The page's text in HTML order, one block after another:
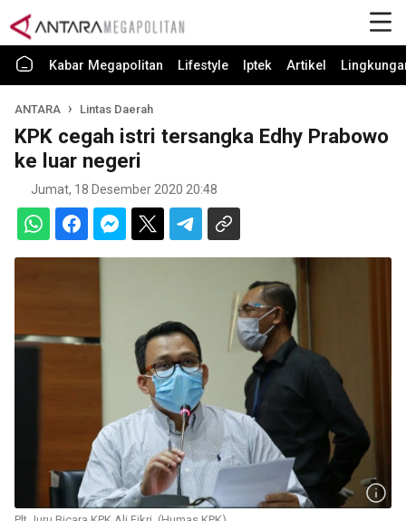
Kabar Megapolitan Lifestyle Iptek Artikel
ANTARA Lintas Daerah
KPK cegah istri tersangka Edhy Prabowo
ke luar negeri
Jumat, 18 Desember 2020 20:48